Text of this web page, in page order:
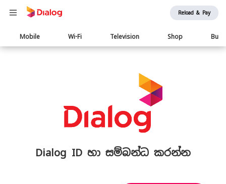
Reload & Pay
Main
navigation
Mobile Wi-Fi Television Shop
Dialog ID හා සම්බන්ධ කරන්න